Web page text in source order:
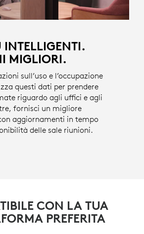
INTELLIGENTI.
MIGLIORI.
sull’uso e l’occupazione
questi dati per prendere
riguardo agli uffici e agli
fornisci un migliore
aggiornamenti in tempo
delle sale riunioni.
CON LA TUA
PREFERITA